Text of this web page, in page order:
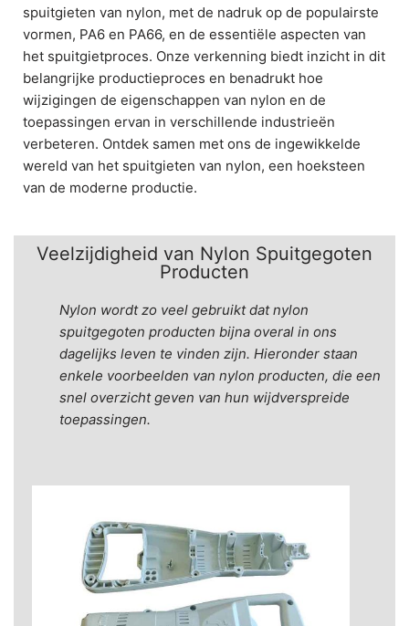
spuitgieten van nylon, met de nadruk op de populairste
vormen, PA6 en PA66, en de essentiële aspecten van
het spuitgietproces. Onze verkenning biedt inzicht in dit
belangrijke productieproces en benadrukt hoe
wijzigingen de eigenschappen van nylon en de
toepassingen ervan in verschillende industrieën
verbeteren. Ontdek samen met ons de ingewikkelde
wereld van het spuitgieten van nylon, een hoeksteen
van de moderne productie.
Veelzijdigheid van Nylon Spuitgegoten
Producten
Nylon wordt zo veel gebruikt dat nylon
spuitgegoten producten bijna overal in ons
dagelijks leven te vinden zijn. Hieronder staan
enkele voorbeelden van nylon producten, die een
snel overzicht geven van hun wijdverspreide
toepassingen.